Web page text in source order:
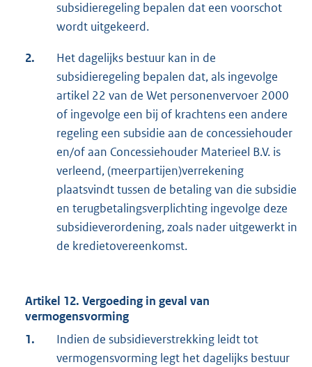
subsidieregeling bepalen dat een voorschot
wordt uitgekeerd.
2.
Het dagelijks bestuur kan in de
subsidieregeling bepalen dat, als ingevolge
artikel 22 van de Wet personenvervoer 2000
of ingevolge een bij of krachtens een andere
regeling een subsidie aan de concessiehouder
en/of aan Concessiehouder Materieel B.V. is
verleend, (meerpartijen)verrekening
plaatsvindt tussen de betaling van die subsidie
en terugbetalingsverplichting ingevolge deze
subsidieverordening, zoals nader uitgewerkt in
de kredietovereenkomst.
Artikel 12. Vergoeding in geval van
vermogensvorming
1.
Indien de subsidieverstrekking leidt tot
vermogensvorming legt het dagelijks bestuur